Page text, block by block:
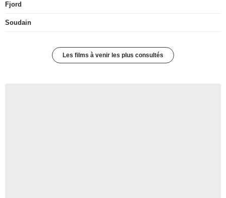
Fjord
Soudain
Les films à venir les plus consultés